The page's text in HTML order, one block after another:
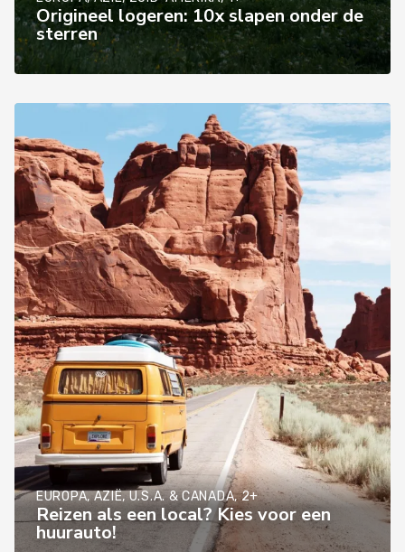
Origineel logeren: 10x slapen onder de
sterren
EUROPA, AZIË, U.S.A. & CANADA, 2+
Reizen als een local? Kies voor een
huurauto!